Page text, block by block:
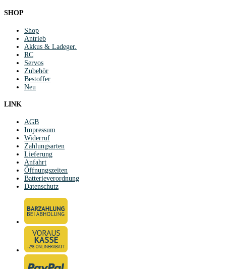
SHOP
Shop
Antrieb
Akkus & Ladeger.
RC
Servos
Zubehör
Bestoffer
Neu
LINK
AGB
Impressum
Widerruf
Zahlungsarten
Lieferung
Anfahrt
Öffnungszeiten
Batterieverordnung
Datenschutz